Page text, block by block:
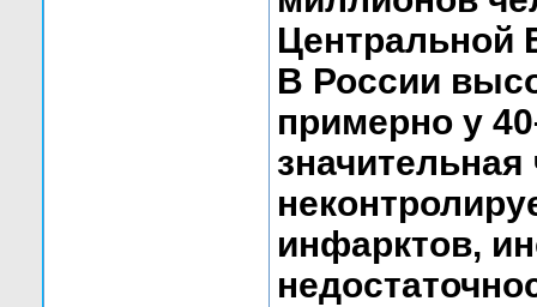
Центральной
В России
примерно у
значительная
инфарктов,